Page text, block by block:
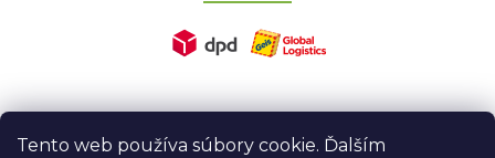
Tento web používa súbory cookie. Ďalším